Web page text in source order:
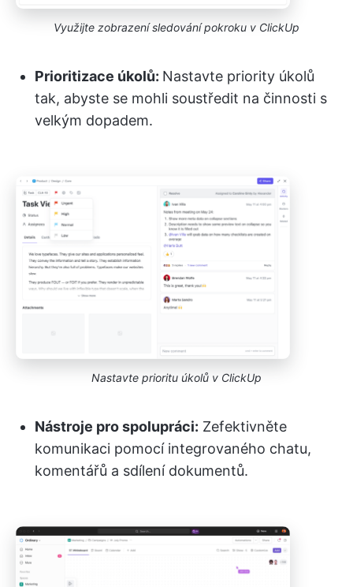
Využijte zobrazení sledování pokroku v ClickUp
Prioritizace úkolů: Nastavte priority úkolů
tak, abyste se mohli soustředit na činnosti s
velkým dopadem.
Nastavte prioritu úkolů v ClickUp
Nástroje pro spolupráci: Zefektivněte
komunikaci pomocí integrovaného chatu,
komentářů a sdílení dokumentů.